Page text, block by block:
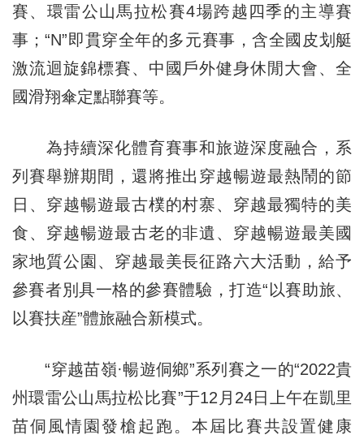
賽、環雷公山馬拉松賽4場跨越四季的主導賽
事；“N”即貫穿全年的多元賽事，含全國皮划艇
激流迴旋錦標賽、中國戶外健身休閒大會、全
國滑翔傘定點聯賽等。
為持續深化體育賽事和旅遊深度融合，系
列賽舉辦期間，還將推出穿越暢遊最熱鬧的節
日、穿越暢遊最古樸的村寨、穿越最獨特的美
食、穿越暢遊最古老的非遺、穿越暢遊最美國
家地質公園、穿越最美長征路六大活動，給予
參賽者別具一格的參賽體驗，打造“以賽助旅、
以賽扶産”體旅融合新模式。
“穿越苗嶺·暢遊侗鄉”系列賽之一的“2022貴
州環雷公山馬拉松比賽”于12月24日上午在凱里
苗侗風情園發槍起跑。本屆比賽共設置健康